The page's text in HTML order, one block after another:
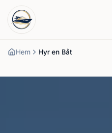
Hem Hyr en Båt